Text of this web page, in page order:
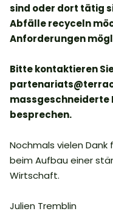
sind oder dort tätig
Abfälle recyceln
Anforderungen
Bitte kontaktieren
massgeschneiderte
besprechen.
Nochmals vielen
beim Aufbau einer
Wirtschaft.
Julien Tremblin